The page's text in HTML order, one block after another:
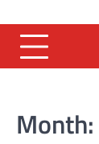
to
content
Month: